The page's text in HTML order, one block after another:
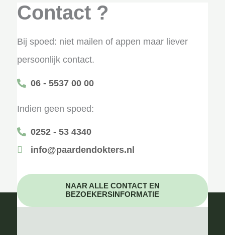
Contact ?
Bij spoed: niet mailen of appen maar liever
persoonlijk contact.
06 - 5537 00 00
Indien geen spoed:
0252 - 53 4340
info@paardendokters.nl
NAAR ALLE CONTACT EN
BEZOEKERSINFORMATIE